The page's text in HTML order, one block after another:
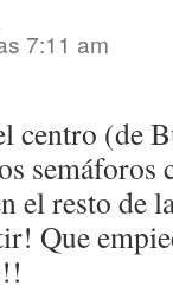
7:11 am
centro (de
el resto
Que